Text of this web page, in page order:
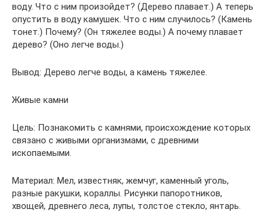
воду. Что с ним произойдет? (Дерево плавает.) А теперь
опустить в воду камушек. Что с ним случилось? (Камень
тонет.) Почему? (Он тяжелее воды.) А почему плавает
дерево? (Оно легче воды.)
Вывод: Дерево легче воды, а камень тяжелее.
Живые камни
Цель: Познакомить с камнями, происхождение которых
связано с живыми организмами, с древними
ископаемыми.
Материал: Мел, известняк, жемчуг, каменный уголь,
разные ракушки, кораллы. Рисунки папоротников,
хвощей, древнего леса, лупы, толстое стекло, янтарь.